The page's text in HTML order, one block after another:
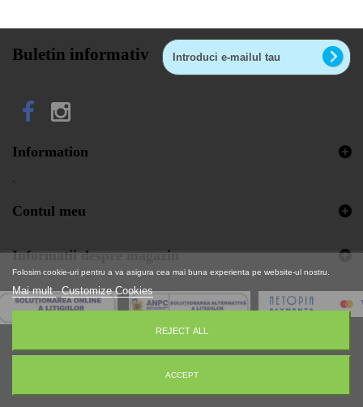
Buletin informativ
Information
.
Contul meu
Informatii despre magazin
Folosim cookie-uri pentru a va asigura cea mai buna experienta pe website-ul nostru.
Mai mult Customize Cookies
REJECT ALL
ACCEPT